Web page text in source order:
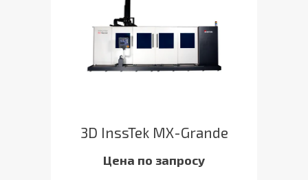
3D InssTek MX-Grande
Цена по запросу